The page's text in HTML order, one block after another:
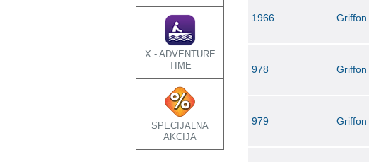
X - ADVENTURE
TIME
SPECIJALNA
AKCIJA
1966
978 Griffon
979 Griffon